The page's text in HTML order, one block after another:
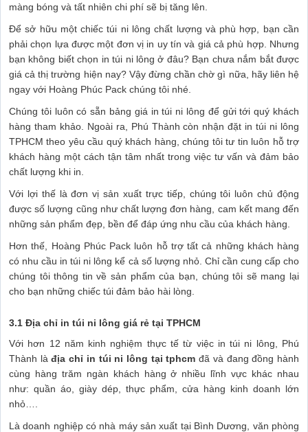
màng bóng và tất nhiên chi phí sẽ bị tăng lên.
Để sở hữu một chiếc túi ni lông chất lượng và phù hợp, bạn cần
phải chọn lựa được một đơn vị in uy tín và giá cả phù hợp. Nhưng
bạn không biết chọn in túi ni lông ở đâu? Bạn chưa nắm bắt được
giá cả thị trường hiện nay? Vậy đừng chần chờ gì nữa, hãy liên hệ
ngay với Hoàng Phúc Pack chúng tôi nhé.
Chúng tôi luôn có sẵn bảng giá in túi ni lông để gửi tới quý khách
hàng tham khảo. Ngoài ra, Phú Thành còn nhận đặt in túi ni lông
TPHCM theo yêu cầu quý khách hàng, chúng tôi tư tin luôn hỗ trợ
khách hàng một cách tận tâm nhất trong việc tư vấn và đảm bảo
chất lượng khi in.
Với lợi thế là đơn vị sản xuất trực tiếp, chúng tôi luôn chủ động
được số lượng cũng như chất lượng đơn hàng, cam kết mang đến
những sản phẩm đẹp, bền để đáp ứng nhu cầu của khách hàng.
Hơn thế, Hoàng Phúc Pack luôn hỗ trợ tất cả những khách hàng
có nhu cầu in túi ni lông kể cả số lượng nhỏ. Chỉ cần cung cấp cho
chúng tôi thông tin về sản phẩm của bạn, chúng tôi sẽ mang lại
cho bạn những chiếc túi đảm bảo hài lòng.
3.1 Địa chỉ in túi ni lông giá rẻ tại TPHCM
Với hơn 12 năm kinh nghiệm thực tế từ việc in túi ni lông, Phú
Thành làđịa chỉ in túi ni lông tại tphcm đã và đang đồng hành
cùng hàng trăm ngàn khách hàng ở nhiều lĩnh vực khác nhau
như: quần áo, giày dép, thực phẩm, cửa hàng kinh doanh lớn
nhỏ….
Là doanh nghiệp có nhà máy sản xuất tại Bình Dương, văn phòng